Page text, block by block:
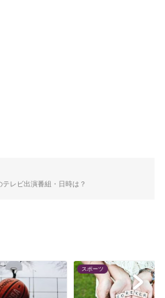
レビ出演番組・日時は？
スポーツ